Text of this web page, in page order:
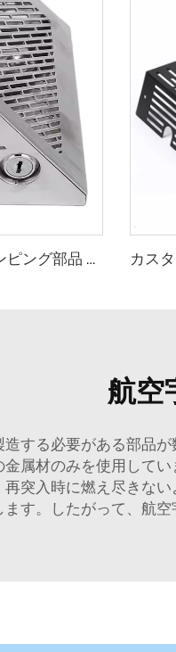
カスタムシートメタル加工 スタンピング部品 ステンレス製品 シートメタル加工
航空
する必要がある部品
属材のみを使用して
突入時に燃え尽きな
す。したがって、航